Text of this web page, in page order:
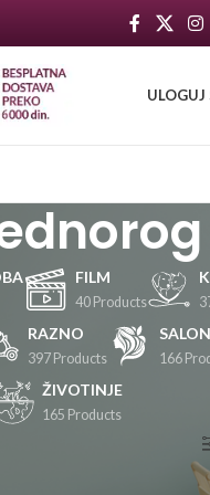
ULOGUJ
FILM
40 Products
RAZNO
397 Products 166
ŽIVOTINJE
165 Products